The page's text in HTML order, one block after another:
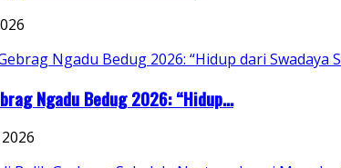
Ngadu Bedug 2026: “Hidup...